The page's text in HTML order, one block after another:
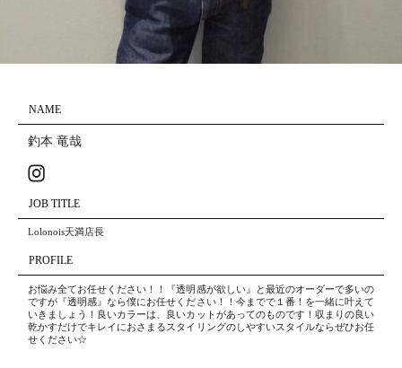
NAME
釣本 竜哉
JOB TITLE
Lolonois天満店長
PROFILE
お悩み全てお任せください！！『透明感が欲しい』と最近のオーダーで多いの
ですが『透明感』なら僕にお任せください！！今までで１番！を一緒に叶えて
いきましょう！良いカラーは、良いカットがあってのものです！収まりの良い
乾かすだけでキレイにおさまるスタイリングのしやすいスタイルならぜひお任
せください☆